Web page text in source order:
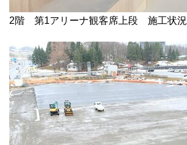
2階 第1アリーナ観客席上段 施工状況